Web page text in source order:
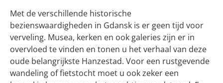
Met de verschillende historische
bezienswaardigheden in Gdansk is er geen tijd voor
verveling. Musea, kerken en ook galeries zijn er in
overvloed te vinden en tonen u het verhaal van deze
oude belangrijkste Hanzestad. Voor een rustgevende
wandeling of fietstocht moet u ook zeker een